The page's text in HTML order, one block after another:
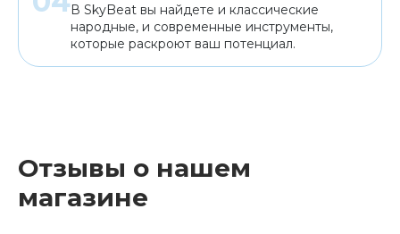
В SkyBeat вы найдете и классические
народные, и современные инструменты,
которые раскроют ваш потенциал.
Отзывы о нашем
магазине